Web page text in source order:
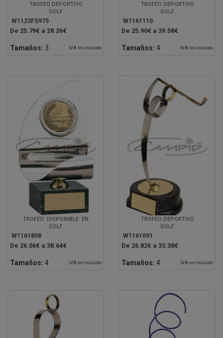
TROFEO DEPORTIVO
GOLF
W1123FS975
De 25.79€ a 28.26€
Tamaños: 3 IVA no incluido
TROFEO DEPORTIVO
GOLF
W1161110
De 25.90€ a 39.58€
Tamaños: 4 IVA no incluido
TROFEO DISPONIBLE EN
GOLF
W1161808
De 26.06€ a 38.64€
Tamaños: 4 IVA no incluido
TROFEO DEPORTIVO
GOLF
W1161091
De 26.82€ a 33.38€
Tamaños: 4 IVA no incluido